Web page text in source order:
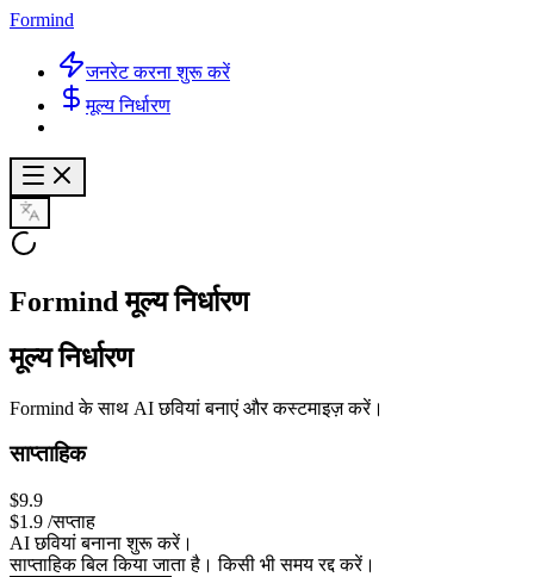
Formind
जनरेट करना शुरू करें
मूल्य निर्धारण
Formind मूल्य निर्धारण
मूल्य निर्धारण
Formind के साथ AI छवियां बनाएं और कस्टमाइज़ करें।
साप्ताहिक
$9.9
$1.9 /सप्ताह
AI छवियां बनाना शुरू करें।
साप्ताहिक बिल किया जाता है। किसी भी समय रद्द करें।